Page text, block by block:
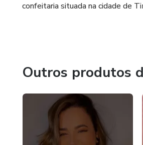
confeitaria situada na cidade de
Outros produtos